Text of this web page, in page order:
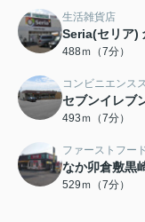
生活雑貨店
Seria(セリア)
488ｍ（7分）
コンビニエンス
セブンイレブ
493ｍ（7分）
ファーストフー
なか卯倉敷黒
529ｍ（7分）